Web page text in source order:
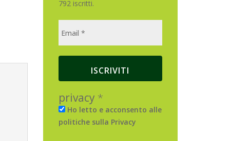
792 iscritti.
privacy *
Ho letto e acconsento alle
politiche sulla Privacy